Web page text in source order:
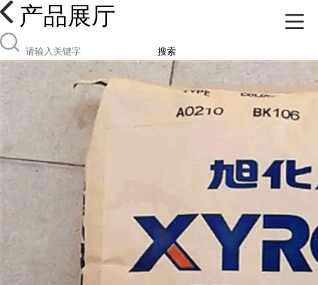
产品展厅
搜索